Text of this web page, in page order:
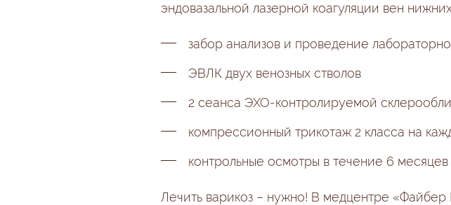
эндовазальной лазерной коагуляции вен
забор анализов и проведение
ЭВЛК двух венозных стволов
2 сеанса ЭХО-контролируемой
компрессионный трикотаж 2 класса на
контрольные осмотры в течение 6
Лечить варикоз – нужно! В медцентре «Файбер